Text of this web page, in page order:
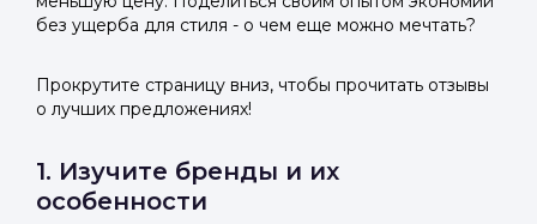
без ущерба для стиля - о чем еще можно мечтать?
Прокрутите страницу вниз, чтобы прочитать отзывы
о лучших предложениях!
1. Изучите бренды и их
особенности